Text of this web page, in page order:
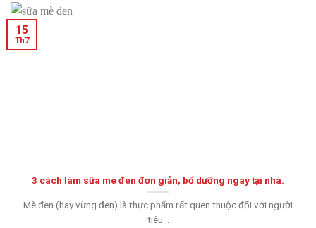
3 cách làm sữa mè đen đơn giản, bổ dưỡng ngay tại nhà.
Mè đen (hay vừng đen) là thực phẩm rất quen thuộc đối với người
tiêu...
15
Th7